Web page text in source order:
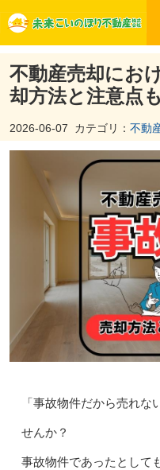
不動産売却にお
却方法と注意点
2026-06-07 カテゴリ： 不動
「事故物件だから売れ
せんか？
事故物件であったとして